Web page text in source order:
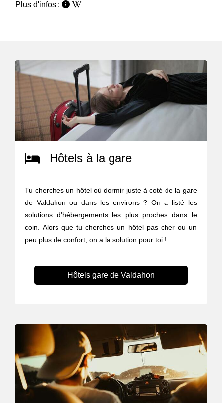
Plus d'infos :
Hôtels à la gare
Tu cherches un hôtel où dormir juste à coté de la gare
de Valdahon ou dans les environs ? On a listé les
solutions d'hébergements les plus proches dans le
coin. Alors que tu cherches un hôtel pas cher ou un
peu plus de confort, on a la solution pour toi !
Hôtels gare de Valdahon